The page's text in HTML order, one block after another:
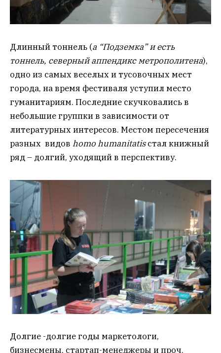
Длинный тоннель (а “Подземка” и есть
тоннель, северный аппендикс метрополитена),
одно из самых веселых и тусовочных мест
города, на время фестиваля уступил место
гуманитариям. Последние скучковались в
небольшие группки в зависимости от
литературных интересов. Местом пересечения
разных видов homo humanitatisстал книжный
ряд – долгий, уходящий в перспективу.
Долгие -долгие годы маркетологи,
бизнесмены, стартап-менеджеры и проч.